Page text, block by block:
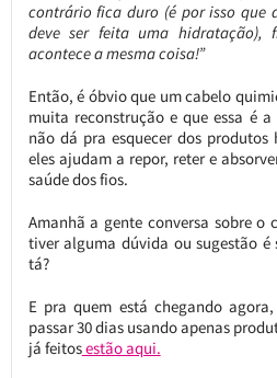
contrário fica duro (é por isso que
deve ser feita uma hidratação),
acontece a mesma coisa!”
Então, é óbvio que um cabelo
muita reconstrução e que essa é
não dá pra esquecer dos
eles ajudam a repor, reter e
saúde dos fios.
Amanhã a gente conversa sobre o
tiver alguma dúvida ou sugestão é
tá?
E pra quem está chegando
passar 30 dias usando apenas
já feitosestão aqui.